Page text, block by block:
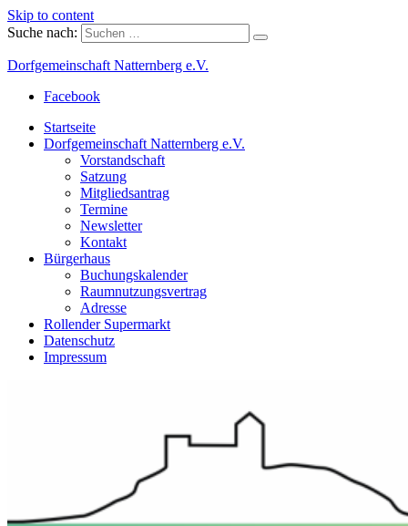
Skip to content
Suche nach:
Dorfgemeinschaft Natternberg e.V.
Facebook
Startseite
Dorfgemeinschaft Natternberg e.V.
Vorstandschaft
Satzung
Mitgliedsantrag
Termine
Newsletter
Kontakt
Bürgerhaus
Buchungskalender
Raumnutzungsvertrag
Adresse
Rollender Supermarkt
Datenschutz
Impressum